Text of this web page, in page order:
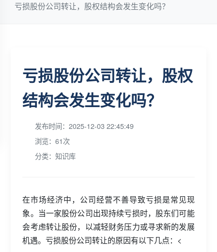
亏损股份公司转让，股权结构会发生变化吗？
亏损股份公司转让，股权
结构会发生变化吗？
发布时间：2025-12-03 22:45:49
浏览：61次
分类：知识库
在市场经济中，公司经营不善导致亏损是常见现
象。当一家股份公司出现持续亏损时，股东们可能
会考虑转让股份，以减轻财务压力或寻求新的发展
机遇。亏损股份公司转让的原因有以下几点：<